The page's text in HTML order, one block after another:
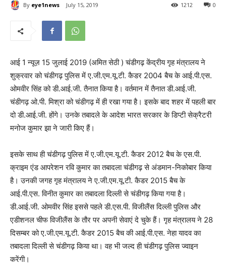
By eye1news July 15, 2019 0
1212
आई 1 न्यूज़ 15 जुलाई 2019 (अमित सेठी ) चंडीगढ़ केंद्रीय गृह मंत्रालय ने
शुक्रवार को चंडीगढ़ पुलिस में ए.जी.एम.यू.टी. कैडर 2004 बैच के आई.पी.एस.
ओमवीर सिंह को डी.आई.जी. तैनात किया है। वर्तमान में तैनात डी.आई.जी.
चंडीगढ़ ओ.पी. मिश्रा को चंडीगढ़ में ही रखा गया है। इसके बाद शहर में पहली बार
दो डी.आई.जी. होंगे। उनके तबादले के आदेश भारत सरकार के डिप्टी सेक्रैटरी
मनोज कुमार झा ने जारी किए हैं।
इसके साथ ही चंडीगढ़ पुलिस में ए.जी.एम.यू.टी. कैडर 2012 बैच के एस.पी.
क्राइम एंड आपरेशन रवि कुमार का तबादला चंडीगढ़ से अंडमान-निकोबार किया
है। उनकी जगह गृह मंत्रालय ने ए.जी.एम.यू.टी. कैडर 2015 बैच के
आई.पी.एस. विनीत कुमार का तबादला दिल्ली से चंडीगढ़ किया गया है।
डी.आई.जी. ओमवीर सिंह इससे पहले डी.एस.पी. विजीलैंस दिल्ली पुलिस और
एडीशनल चीफ विजीलैंस के तौर पर अपनी सेवाएं दे चुके हैं। गृह मंत्रालय ने 28
दिसम्बर को ए.जी.एम.यू.टी. कैडर 2015 बैच की आई.पी.एस. नेहा यादव का
तबादला दिल्ली से चंडीगढ़ किया था। वह भी जल्द ही चंडीगढ़ पुलिस ज्वाइन
करेंगी।